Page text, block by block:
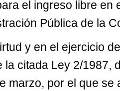
el ingreso libre en
Pública de la
y en el ejercicio
la citada Ley 2/1987,
marzo, por el que